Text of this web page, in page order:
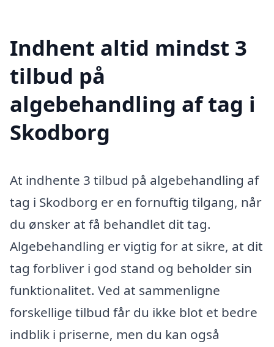
Indhent altid mindst 3
tilbud på
algebehandling af tag i
Skodborg
At indhente 3 tilbud på algebehandling af
tag i Skodborg er en fornuftig tilgang, når
du ønsker at få behandlet dit tag.
Algebehandling er vigtig for at sikre, at dit
tag forbliver i god stand og beholder sin
funktionalitet. Ved at sammenligne
forskellige tilbud får du ikke blot et bedre
indblik i priserne, men du kan også